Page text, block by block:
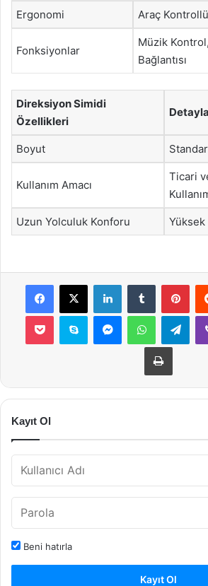
Ergonomi Araç
Fonksiyonlar
Müzik
Bağlantısı
Direksiyon Simidi
Özellikleri
Boyut
Kullanım Amacı
Ticari
Uzun Yolculuk Konforu Yüksek
Facebook
X LinkedInTumblr
Pocket Skype MessengerWhatsApp
Yazdır
Kayıt Ol
Beni hatırla
Kayıt Ol